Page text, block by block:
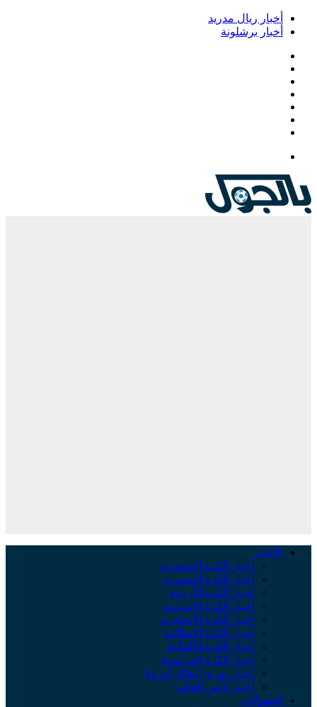
أخبار ريال مدريد
أخبار برشلونة
الأخبار
أخبار الكرة السعودية
أخبار الكرة المصرية
أخبار الكرة الأردنية
أخبار الكرة الإسبانية
أخبار الكرة الإنجليزية
أخبار الكرة الإيطالية
أخبار الكرة الألمانية
أخبار الكرة الفرنسية
أخبار دوري أبطال أوروبا
أخبار كأس العالم
البطولات